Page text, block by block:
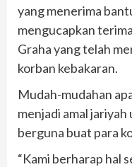
yang menerima
mengucapkan
Graha yang telah
korban kebakaran.
Mudah-mudahan
menjadi amal
berguna buat para
“Kami berharap hal